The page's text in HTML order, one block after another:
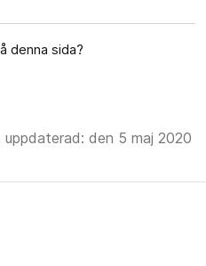
denna sida?
uppdaterad: den 5 maj 2020